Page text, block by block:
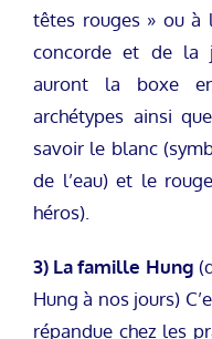
têtes rouges » ou à
concorde et de la
auront la boxe
archétypes ainsi
savoir le blanc
de l’eau) et le
héros).
3) La famille Hung
Hung à nos jours)
répandue chez les